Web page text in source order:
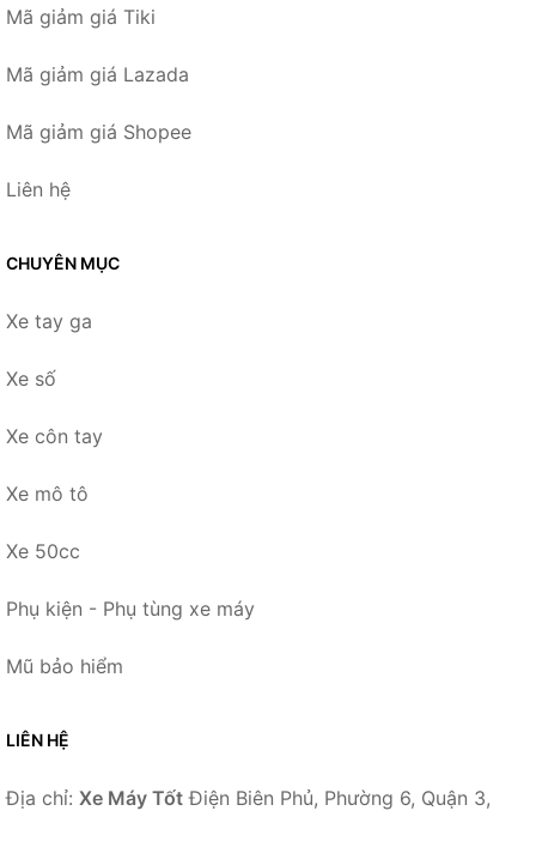
Mã giảm giá Tiki
Mã giảm giá Lazada
Mã giảm giá Shopee
Liên hệ
CHUYÊN MỤC
Xe tay ga
Xe số
Xe côn tay
Xe mô tô
Xe 50cc
Phụ kiện - Phụ tùng xe máy
Mũ bảo hiểm
LIÊN HỆ
Địa chỉ: Xe Máy Tốt Điện Biên Phủ, Phường 6, Quận 3,